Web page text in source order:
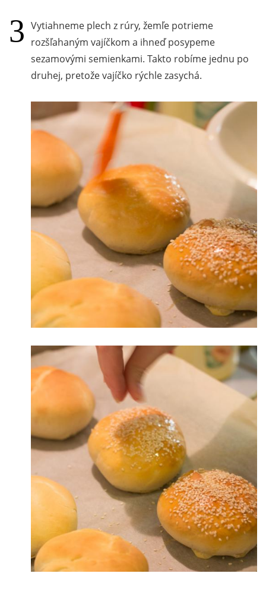
Vytiahneme plech z rúry, žemľe potrieme
rozšľahaným vajíčkom a ihneď posypeme
sezamovými semienkami. Takto robíme jednu po
druhej, pretože vajíčko rýchle zasychá.